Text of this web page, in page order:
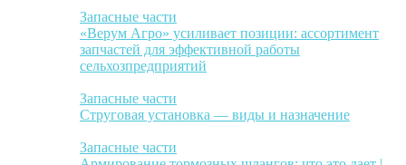
Запасные части
«Верум Агро» усиливает позиции: ассортимент
запчастей для эффективной работы
сельхозпредприятий
Запасные части
Струговая установка — виды и назначение
Запасные части